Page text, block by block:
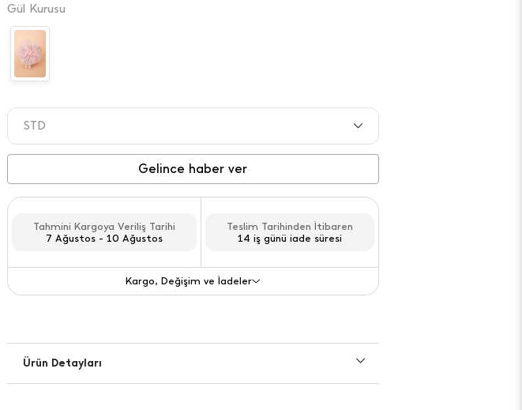
Gül Kurusu
STD
Gelince haber ver
Tahmini Kargoya Veriliş Tarihi
7 Ağustos - 10 Ağustos
Teslim Tarihinden İtibaren
14 iş günü iade süresi
Kargo, Değişim ve İadeler
Ürün Detayları